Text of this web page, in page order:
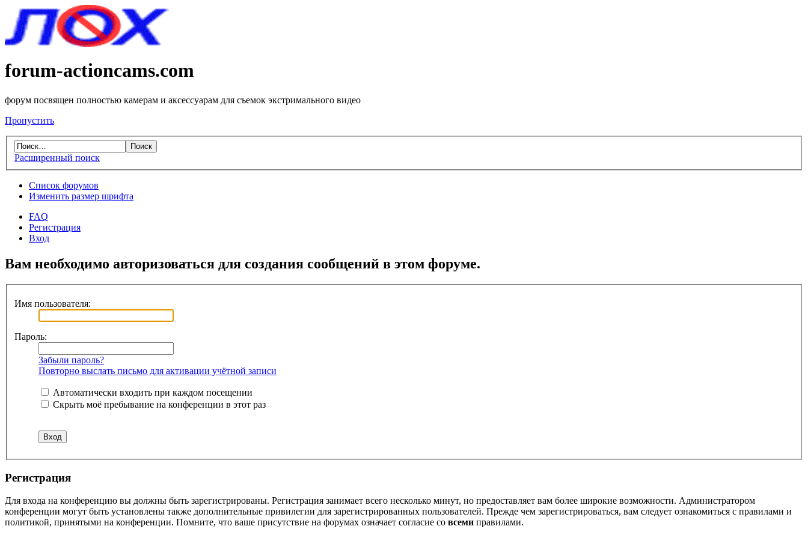
forum-actioncams.com
форум посвящен полностью камерам и аксессуарам для съемок экстримального видео
Пропустить
Расширенный поиск
Список форумов
Изменить размер шрифта
FAQ
Регистрация
Вход
Вам необходимо авторизоваться для создания сообщений в этом форуме.
Имя пользователя:
Пароль:
Забыли пароль?
Повторно выслать письмо для активации учётной записи
Автоматически входить при каждом посещении
Скрыть моё пребывание на конференции в этот раз
Регистрация
Для входа на конференцию вы должны быть зарегистрированы. Регистрация занимает всего несколько минут, но предоставляет вам более широкие возможности. Администратором
конференции могут быть установлены также дополнительные привилегии для зарегистрированных пользователей. Прежде чем зарегистрироваться, вам следует ознакомиться с правилами и
политикой, принятыми на конференции. Помните, что ваше присутствие на форумах означает согласие со всеми правилами.